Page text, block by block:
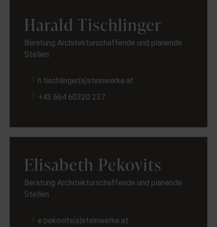
Harald Tischlinger
Beratung Architekturschaffende und planende
Stellen
h.tischlinger(a)steinwerke.at
+43 664 60320 237
Elisabeth Pekovits
Beratung Architekturschaffende und planende
Stellen
e.pekovits(a)steinwerke.at